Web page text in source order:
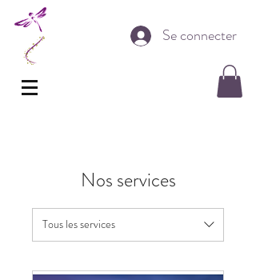
Se connecter
Nos services
Tous les services